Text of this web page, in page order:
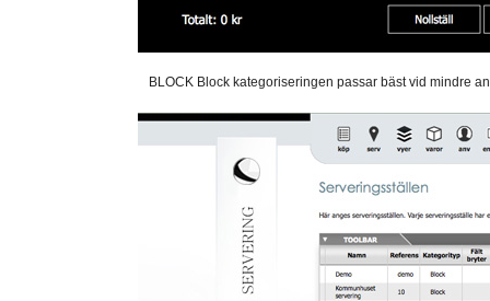
BLOCK Block kategoriseringen passar bäst vid mindre